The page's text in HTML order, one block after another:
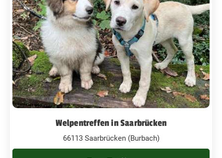
Welpentreffen in Saarbrücken
66113 Saarbrücken (Burbach)